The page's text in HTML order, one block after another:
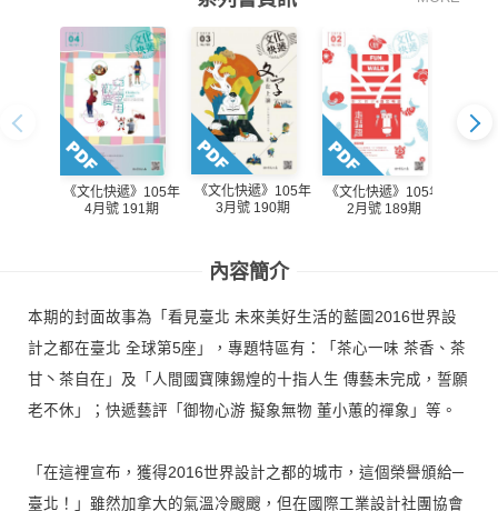
《文化快遞》105年
4月號 191期
《文化快遞》105年
3月號 190期
《文化快遞》105年
2月號 189期
內容簡介
本期的封面故事為「看見臺北 未來美好生活的藍圖2016世界設
計之都在臺北 全球第5座」，專題特區有：「茶心一味 茶香、茶
甘丶茶自在」及「人間國寶陳錫煌的十指人生 傳藝未完成，誓願
老不休」；快遞藝評「御物心游 擬象無物 董小蕙的禪象」等。
「在這裡宣布，獲得2016世界設計之都的城市，這個榮譽頒給─
臺北！」雖然加拿大的氣溫冷颼颼，但在國際工業設計社團協會